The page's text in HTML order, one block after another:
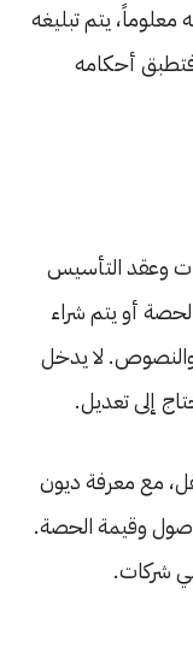
يتم تبليغه
فتطبق أحكامه
وعقد التأسيس
أو يتم شراء
لا يدخل
إلى تعديل.
مع معرفة ديون
وقيمة الحصة.
شركات.